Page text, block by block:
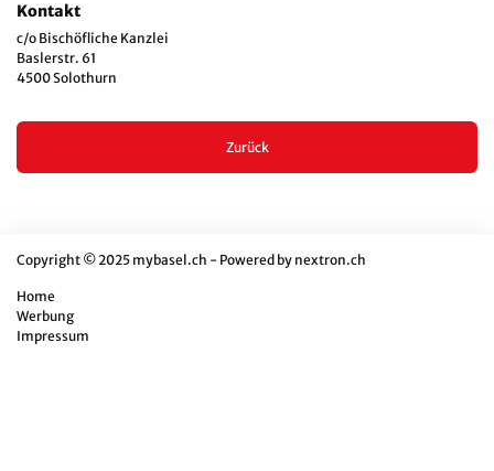
Kontakt
c/o Bischöfliche Kanzlei
Baslerstr. 61
4500 Solothurn
Zurück
Copyright © 2025 mybasel.ch - Powered by nextron.ch
Home
Werbung
Impressum